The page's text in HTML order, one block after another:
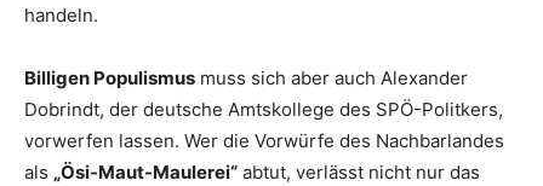
handeln.
Billigen Populismus muss sich aber auch Alexander
Dobrindt, der deutsche Amtskollege des SPÖ-Politkers,
vorwerfen lassen. Wer die Vorwürfe des Nachbarlandes
als „Ösi-Maut-Maulerei“ abtut, verlässt nicht nur das